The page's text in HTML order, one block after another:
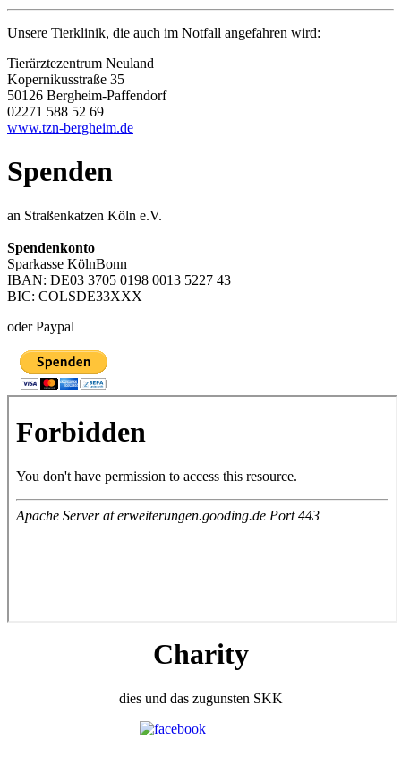
Unsere Tierklinik, die auch im Notfall angefahren wird:
Tierärztezentrum Neuland
Kopernikusstraße 35
50126 Bergheim-Paffendorf
02271 588 52 69
www.tzn-bergheim.de
Spenden
an Straßenkatzen Köln e.V.
Spendenkonto
Sparkasse KölnBonn
IBAN: DE03 3705 0198 0013 5227 43
BIC: COLSDE33XXX
oder Paypal
Charity
dies und das zugunsten SKK